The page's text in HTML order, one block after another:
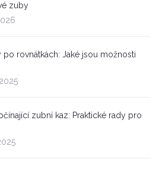
zuby
rovnátkách: Jaké jsou možnosti
zubní kaz: Praktické rady pro